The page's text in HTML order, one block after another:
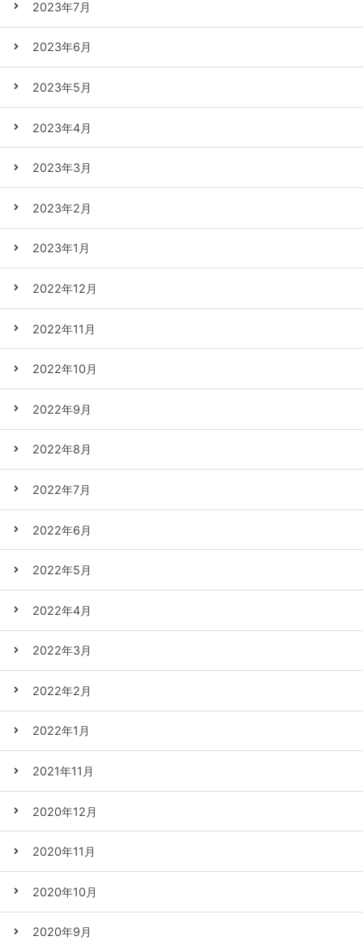
2023年7月
2023年6月
2023年5月
2023年4月
2023年3月
2023年2月
2023年1月
2022年12月
2022年11月
2022年10月
2022年9月
2022年8月
2022年7月
2022年6月
2022年5月
2022年4月
2022年3月
2022年2月
2022年1月
2021年11月
2020年12月
2020年11月
2020年10月
2020年9月